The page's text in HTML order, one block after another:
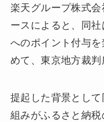
楽天グループ株式会
ースによると、同
へのポイント付与
めて、東京地方裁判
提起した背景とし
組みがふるさと納